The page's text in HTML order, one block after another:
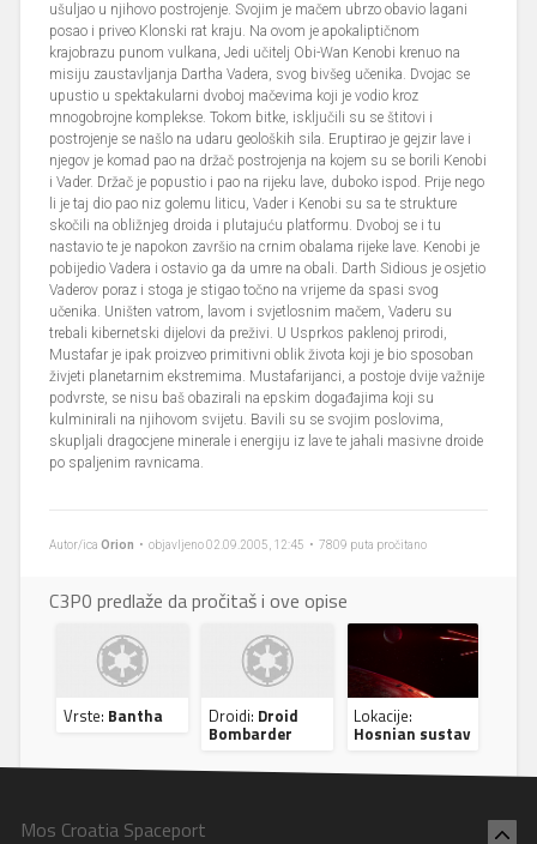
ušuljao u njihovo postrojenje. Svojim je mačem ubrzo obavio lagani
posao i priveo Klonski rat kraju. Na ovom je apokaliptičnom
krajobrazu punom vulkana, Jedi učitelj Obi-Wan Kenobi krenuo na
misiju zaustavljanja Dartha Vadera, svog bivšeg učenika. Dvojac se
upustio u spektakularni dvoboj mačevima koji je vodio kroz
mnogobrojne komplekse. Tokom bitke, isključili su se štitovi i
postrojenje se našlo na udaru geoloških sila. Eruptirao je gejzir lave i
njegov je komad pao na držač postrojenja na kojem su se borili Kenobi
i Vader. Držač je popustio i pao na rijeku lave, duboko ispod. Prije nego
li je taj dio pao niz golemu liticu, Vader i Kenobi su sa te strukture
skočili na obližnjeg droida i plutajuću platformu. Dvoboj se i tu
nastavio te je napokon završio na crnim obalama rijeke lave. Kenobi je
pobijedio Vadera i ostavio ga da umre na obali. Darth Sidious je osjetio
Vaderov poraz i stoga je stigao točno na vrijeme da spasi svog
učenika. Uništen vatrom, lavom i svjetlosnim mačem, Vaderu su
trebali kibernetski dijelovi da preživi. U Usprkos paklenoj prirodi,
Mustafar je ipak proizveo primitivni oblik života koji je bio sposoban
živjeti planetarnim ekstremima. Mustafarijanci, a postoje dvije važnije
podvrste, se nisu baš obazirali na epskim događajima koji su
kulminirali na njihovom svijetu. Bavili su se svojim poslovima,
skupljali dragocjene minerale i energiju iz lave te jahali masivne droide
po spaljenim ravnicama.
Autor/icaOrion • objavljeno 02.09.2005, 12:45 • 7809 puta pročitano
C3P0 predlaže da pročitaš i ove opise
Vrste: Bantha Droidi: Droid
Bombarder
Lokacije:
Hosnian sustav
Mos Croatia Spaceport